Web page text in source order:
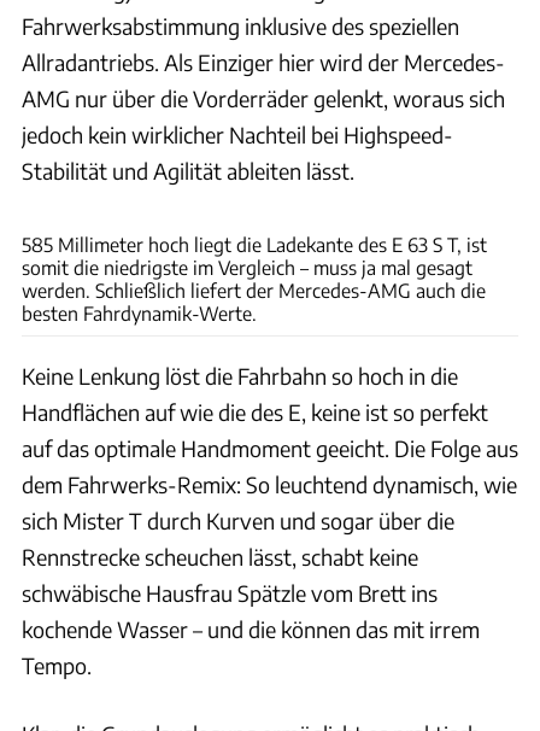
Fahrwerksabstimmung inklusive des speziellen
Allradantriebs. Als Einziger hier wird der Mercedes-
AMG nur über die Vorderräder gelenkt, woraus sich
jedoch kein wirklicher Nachteil bei Highspeed-
Stabilität und Agilität ableiten lässt.
585 Millimeter hoch liegt die Ladekante des E 63 S T, ist
somit die niedrigste im Vergleich – muss ja mal gesagt
werden. Schließlich liefert der Mercedes-AMG auch die
besten Fahrdynamik-Werte.
Keine Lenkung löst die Fahrbahn so hoch in die
Handflächen auf wie die des E, keine ist so perfekt
auf das optimale Handmoment geeicht. Die Folge aus
dem Fahrwerks-Remix: So leuchtend dynamisch, wie
sich Mister T durch Kurven und sogar über die
Rennstrecke scheuchen lässt, schabt keine
schwäbische Hausfrau Spätzle vom Brett ins
kochende Wasser – und die können das mit irrem
Tempo.